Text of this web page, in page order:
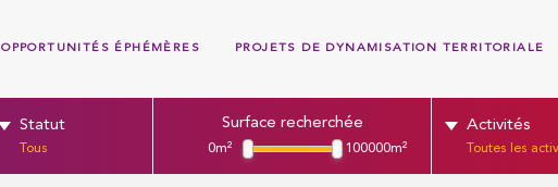
OPPORTUNITÉS ÉPHÉMÈRES PROJETS DE DYNAMISATION TERRITORIALE
Statut
Tous
Surface recherchée
0m² 100000m²
Activités